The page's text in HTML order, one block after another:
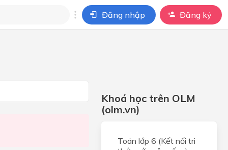
Đăng nhập Đăng ký
Khoá học trên OLM
(olm.vn)
Toán lớp 6 (Kết nối tri